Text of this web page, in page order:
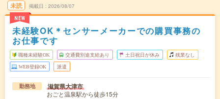
未読
NEW
掲載日 2026/08/07
未経験OK＊センサーメーカーでの購買事務の
お仕事です
職種未経験OK 交通費別途支給あり 土日祝日が休み 残業なし
WEB登録OK 派遣
勤務地 滋賀県大津市
おごと温泉駅から徒歩15分